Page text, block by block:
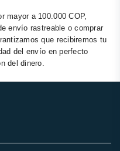
mayor a 100.000 COP,
envío rastreable o comprar
que recibiremos tu
del envío en perfecto
del dinero.